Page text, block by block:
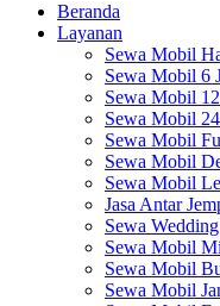
Beranda
Layanan
Sewa Mobil
Sewa Mobil 6
Sewa Mobil
Sewa Mobil
Sewa Mobil
Sewa Mobil
Sewa Mobil
Jasa Antar
Sewa
Sewa Mobil
Sewa Mobil
Sewa Mobil